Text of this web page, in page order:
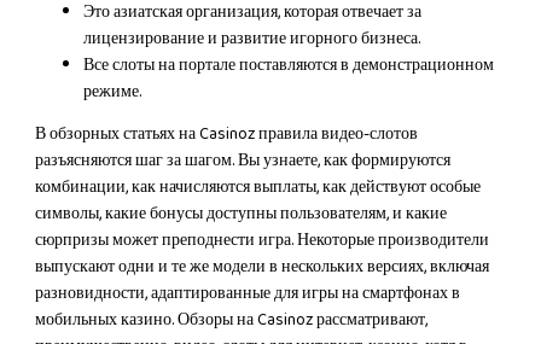
Это азиатская организация, которая отвечает за
лицензирование и развитие игорного бизнеса.
Все слоты на портале поставляются в демонстрационном
режиме.
В обзорных статьях на Casinoz правила видео-слотов
разъясняются шаг за шагом. Вы узнаете, как формируются
комбинации, как начисляются выплаты, как действуют особые
символы, какие бонусы доступны пользователям, и какие
сюрпризы может преподнести игра. Некоторые производители
выпускают одни и те же модели в нескольких версиях, включая
разновидности, адаптированные для игры на смартфонах в
мобильных казино. Обзоры на Casinoz рассматривают,